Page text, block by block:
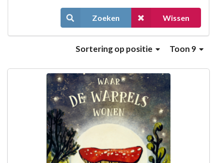
Zoeken Wissen
Toon 9
Sorteringop positie